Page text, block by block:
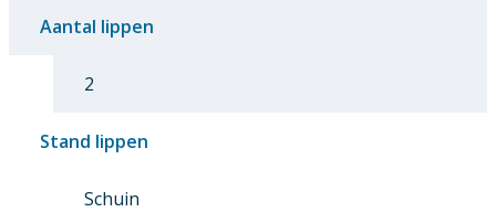
Aantal lippen
2
Stand lippen
Schuin